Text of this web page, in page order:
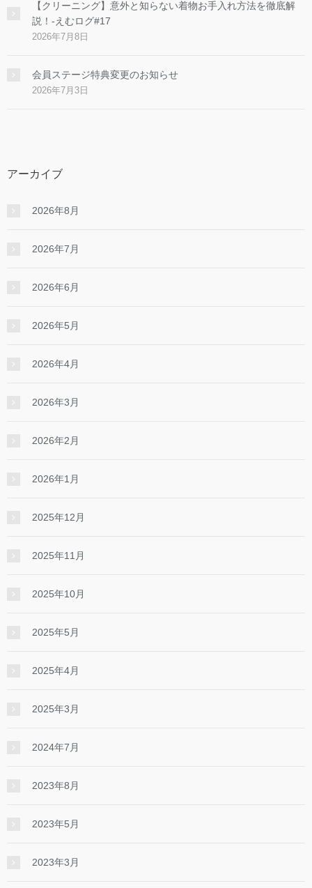
【クリーニング】意外と知らない着物お手入れ方法を徹底解
説！-えむログ#17
2026年7月8日
会員ステージ特典変更のお知らせ
2026年7月3日
アーカイブ
2026年8月
2026年7月
2026年6月
2026年5月
2026年4月
2026年3月
2026年2月
2026年1月
2025年12月
2025年11月
2025年10月
2025年5月
2025年4月
2025年3月
2024年7月
2023年8月
2023年5月
2023年3月